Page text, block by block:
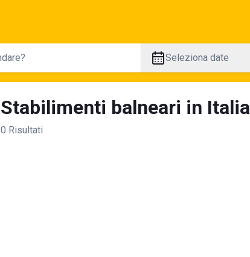
Seleziona date
Stabilimenti balneari in Italia
0 Risultati